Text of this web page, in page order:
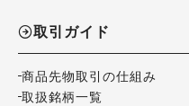
取引ガイド
商品先物取引の仕組み
取扱銘柄一覧